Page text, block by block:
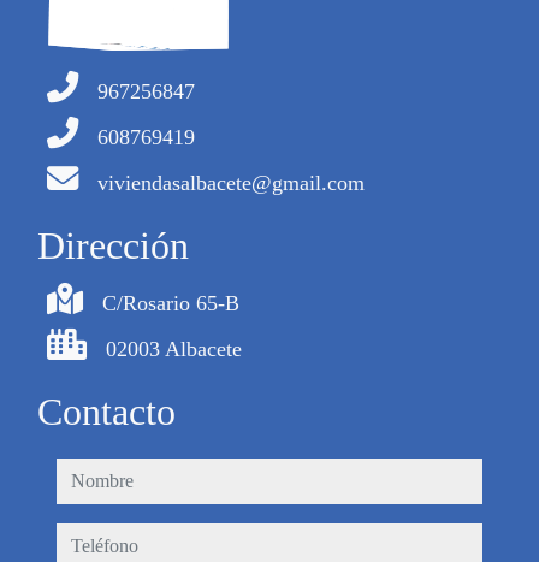
967256847
608769419
viviendasalbacete@gmail.com
Dirección
C/Rosario 65-B
02003 Albacete
Contacto
nombre
teléfono